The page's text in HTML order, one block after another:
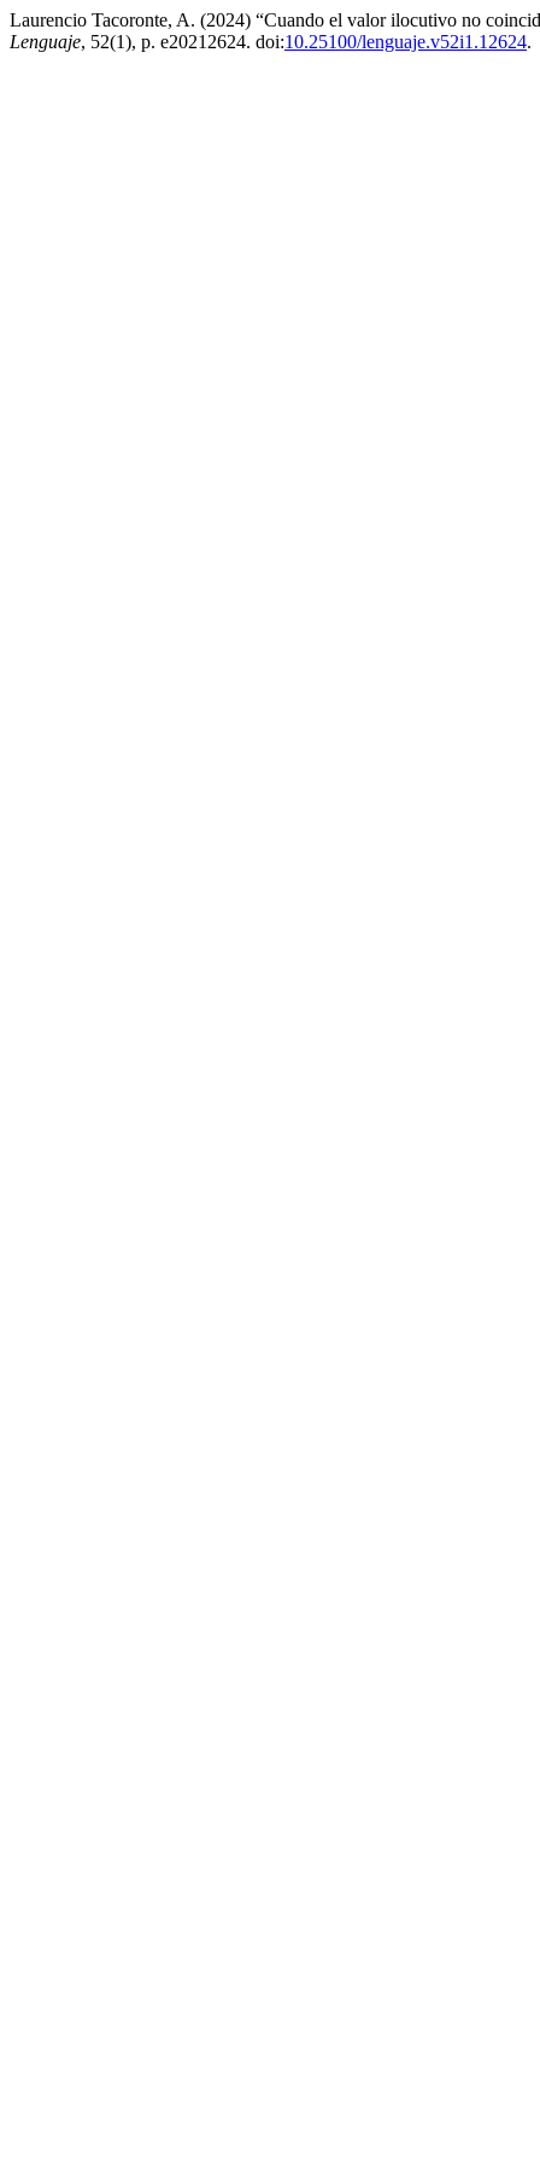
Laurencio Tacoronte, A. (2024) “Cuando el valor ilocutivo no
Lenguaje, 52(1), p. e20212624. doi:10.25100/lenguaje.v52i1.12624.